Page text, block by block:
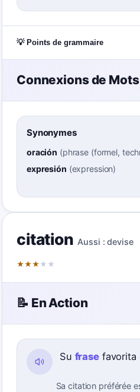
💡 Points de grammaire
Connexions de Mots
Synonymes
oración (phrase (formel,
expresión (expression)
citation Aussi : devise
★★★ ★ ★
📝 En Action
Su frase favorita
Sa citation préférée